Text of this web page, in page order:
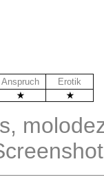
Anspruch Erotik